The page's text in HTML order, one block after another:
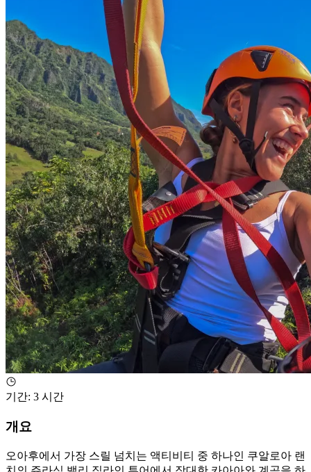
기간: 3 시간
개요
오아후에서 가장 스릴 넘치는 액티비티 중 하나인 쿠알로아 랜